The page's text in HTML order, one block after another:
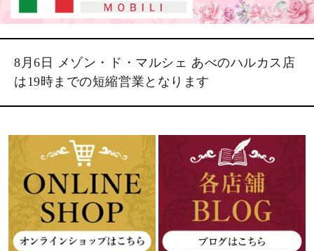
8月6日 メゾン・ド・マルシェ あべのハルカス店
は19時までの短縮営業となります